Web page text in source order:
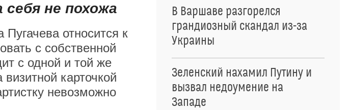
не похожа
относится к
с собственной
с одной и той же
карточкой
невозможно
В Варшаве разгорелся
грандиозный скандал из-за
Украины
Зеленский нахамил Путину и
вызвал недоумение на
Западе